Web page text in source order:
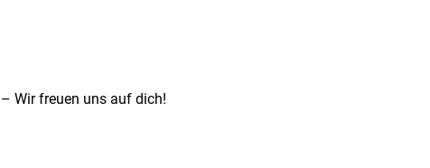
– Wir freuen uns auf dich!